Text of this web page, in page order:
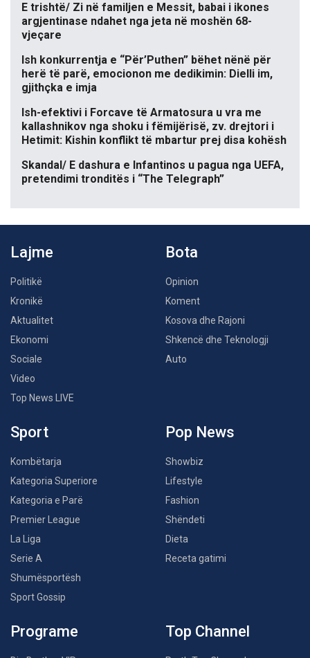
E trishtë/ Zi në familjen e Messit, babai i ikones
argjentinase ndahet nga jeta në moshën 68-
vjeçare
Ish konkurrentja e “Për’Puthen” bëhet nënë për
herë të parë, emocionon me dedikimin: Dielli im,
gjithçka e imja
Ish-efektivi i Forcave të Armatosura u vra me
kallashnikov nga shoku i fëmijërisë, zv. drejtori i
Hetimit: Kishin konflikt të mbartur prej disa kohësh
Skandal/ E dashura e Infantinos u pagua nga UEFA,
pretendimi tronditës i “The Telegraph”
Lajme
Politikë
Kronikë
Aktualitet
Ekonomi
Sociale
Video
Top News LIVE
Bota
Opinion
Koment
Kosova dhe Rajoni
Shkencë dhe Teknologji
Auto
Sport
Kombëtarja
Kategoria Superiore
Kategoria e Parë
Premier League
La Liga
Serie A
Shumësportësh
Sport Gossip
Pop News
Showbiz
Lifestyle
Fashion
Shëndeti
Dieta
Receta gatimi
Programe Top Channel